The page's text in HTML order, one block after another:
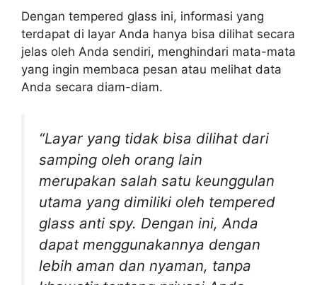
Dengan tempered glass ini, informasi yang
terdapat di layar Anda hanya bisa dilihat secara
jelas oleh Anda sendiri, menghindari mata-mata
yang ingin membaca pesan atau melihat data
Anda secara diam-diam.
“Layar yang tidak bisa dilihat dari
samping oleh orang lain
merupakan salah satu keunggulan
utama yang dimiliki oleh tempered
glass anti spy. Dengan ini, Anda
dapat menggunakannya dengan
lebih aman dan nyaman, tanpa